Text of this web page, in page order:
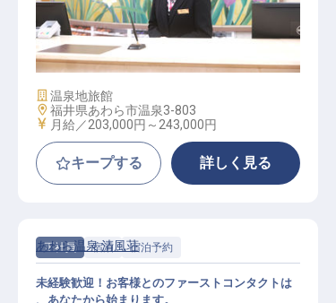
総合サービススタッフ（年間108日
休み／残業月平均8h／賞与年2回）
施設業態
温泉地旅館
勤務地
福井県あわら市温泉3-803
給与
月給／203,000円～ 243,000円
キープする 詳しく見る
正社員 宿泊 宿泊予約
あわら温泉 清風荘
未経験歓迎！お客様とのファーストコンタクトは
、あなたから始まります。